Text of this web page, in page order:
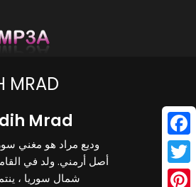
MRAD
Mrad
وديع مراد هو مغني
أصل أرمني. ولد في
شمال سوريا ،